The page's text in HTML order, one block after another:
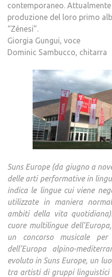
contemporaneo.
produzione del loro primo
“Zénesi”.
Giorgia Gungui, voce
Dominic Sambucco, chitarra
Suns Europe (da giugno a
delle arti performative in
indica le lingue cui viene
utilizzate in maniera
ambiti della vita
cuore multilingue
un concorso musicale
dell’Europa alpino-
evoluto in Suns Europe, un
tra artisti di gruppi linguistici